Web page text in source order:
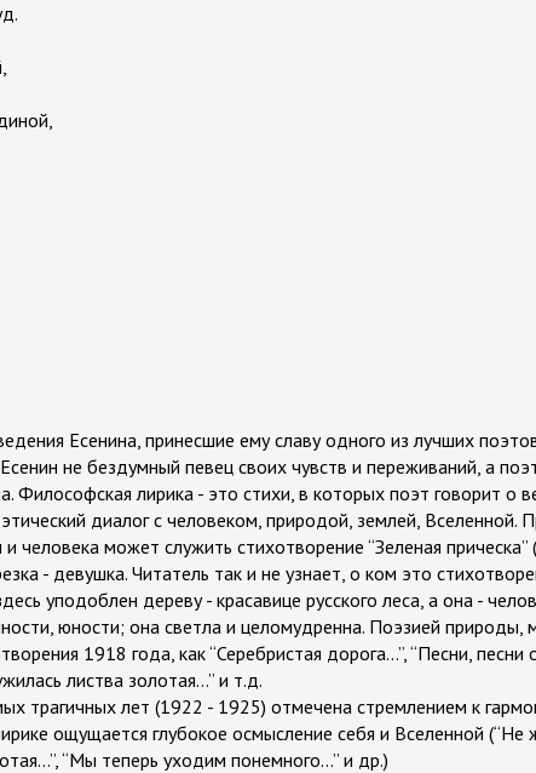
Есенина, принесшие ему славу одного из лучших
не бездумный певец своих чувств и переживаний, а
Философская лирика - это стихи, в которых поэт говорит о
диалог с человеком, природой, землей, Вселенной.
человека может служить стихотворение “Зеленая
- девушка. Читатель так и не узнает, о ком это
уподоблен дереву - красавице русского леса, а она -
юности; она светла и целомудренна. Поэзией природы,
1918 года, как “Серебристая дорога...”, “Песни, песни
листва золотая...” и т.д.
трагичных лет (1922 - 1925) отмечена стремлением к
ощущается глубокое осмысление себя и Вселенной (“Не
“Мы теперь уходим понемного...” и др.)